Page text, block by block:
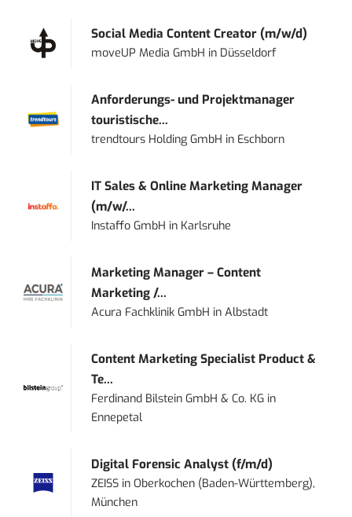
Social Media Content Creator (m/w/d)
moveUP Media GmbH in Düsseldorf
Anforderungs- und Projektmanager
touristische...
trendtours Holding GmbH in Eschborn
IT Sales & Online Marketing Manager
(m/w/...
Instaffo GmbH in Karlsruhe
Marketing Manager – Content
Marketing /...
Acura Fachklinik GmbH inAlbstadt
Content Marketing Specialist Product &
Te...
Ferdinand Bilstein GmbH & Co. KG in
Ennepetal
Digital Forensic Analyst (f/m/d)
ZEISS inOberkochen (Baden-Württemberg),
München